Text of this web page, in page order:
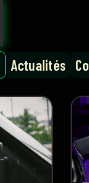
Actualités